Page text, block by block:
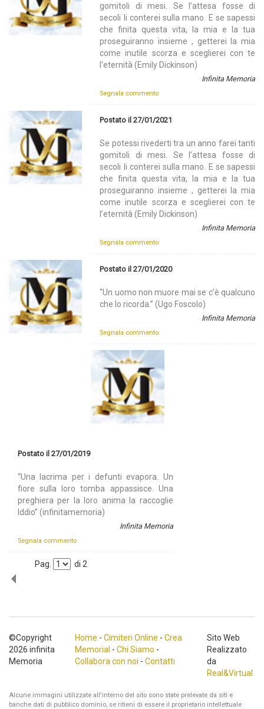
gomitoli di mesi. Se l’attesa fosse di
secoli li conterei sulla mano. E se sapessi
che finita questa vita, la mia e la tua
proseguiranno insieme , getterei la mia
come inutile scorza e sceglierei con te
l’eternità (Emily Dickinson)
Infinita Memoria
Segnala commento
Postato il 27/01/2021
Se potessi rivederti tra un anno farei tanti
gomitoli di mesi. Se l’attesa fosse di
secoli li conterei sulla mano. E se sapessi
che finita questa vita, la mia e la tua
proseguiranno insieme , getterei la mia
come inutile scorza e sceglierei con te
l’eternità (Emily Dickinson)
Infinita Memoria
Segnala commento
Postato il 27/01/2020
“Un uomo non muore mai se c’è qualcuno
che lo ricorda.” (Ugo Foscolo)
Infinita Memoria
Segnala commento
Postato il 27/01/2019
“Una lacrima per i defunti evapora. Un
fiore sulla loro tomba appassisce. Una
preghiera per la loro anima la raccoglie
Iddio” (infinitamemoria)
Infinita Memoria
Segnala commento
Pag. di 2
©Copyright
2026 infinita
Memoria
Home - Cimiteri Online - Crea
Memorial - Chi Siamo -
Collabora con noi - Contatti
Sito Web
Realizzato
da
Real&Virtual
Alcune immagini utilizzate all'interno del sito sono state prelevate da siti e
banche dati di pubblico dominio, se ritieni di essere il proprietario intellettuale